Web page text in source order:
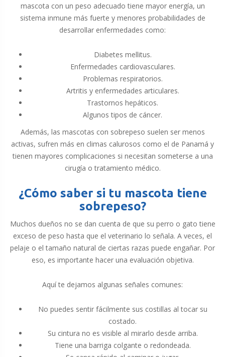
mascota con un peso adecuado tiene mayor energía, un
sistema inmune más fuerte y menores probabilidades de
desarrollar enfermedades como:
Diabetes mellitus.
Enfermedades cardiovasculares.
Problemas respiratorios.
Artritis y enfermedades articulares.
Trastornos hepáticos.
Algunos tipos de cáncer.
Además, las mascotas con sobrepeso suelen ser menos
activas, sufren más en climas calurosos como el de Panamá y
tienen mayores complicaciones si necesitan someterse a una
cirugía o tratamiento médico.
¿Cómo saber si tu mascota tiene
sobrepeso?
Muchos dueños no se dan cuenta de que su perro o gato tiene
exceso de peso hasta que el veterinario lo señala. A veces, el
pelaje o el tamaño natural de ciertas razas puede engañar. Por
eso, es importante hacer una evaluación objetiva.
Aquí te dejamos algunas señales comunes:
No puedes sentir fácilmente sus costillas al tocar su
costado.
Su cintura no es visible al mirarlo desde arriba.
Tiene una barriga colgante o redondeada.